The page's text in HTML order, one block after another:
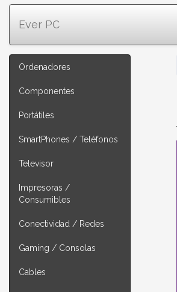
Ever PC
Ordenadores
Componentes
Portátiles
SmartPhones / Teléfonos
Televisor
Impresoras /
Consumibles
Conectividad / Redes
Gaming / Consolas
Cables